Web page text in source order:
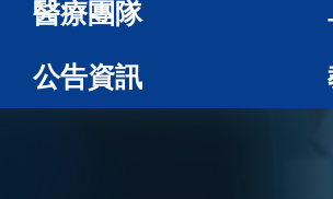
醫療團隊
公告資訊